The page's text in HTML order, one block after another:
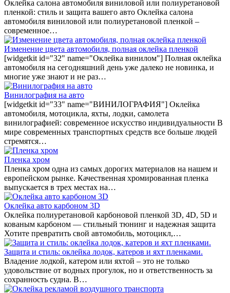
Оклейка салона автомобиля виниловой или полиуретановой
пленкой: стиль и защита вашего авто Оклейка салона
автомобиля виниловой или полиуретановой пленкой –
современное…
Изменение цвета автомобиля, полная оклейка пленкой
[widgetkit id="32" name="Оклейка винилом"] Полная оклейка
автомобиля на сегодняшний день уже далеко не новинка, и
многие уже знают и не раз…
Винилография на авто
[widgetkit id="33" name="ВИНИЛОГРАФИЯ"] Оклейка
автомобиля, мотоцикла, яхты, лодки, самолета
винилографией: современное искусство индивидуальности В
мире современных транспортных средств все больше людей
стремятся…
Пленка хром
Пленка хром одна из самых дорогих материалов на нашем и
европейском рынке. Качественная хромированная пленка
выпускается в трех местах на…
Оклейка авто карбоном 3D
Оклейка полиуретановой карбоновой пленкой 3D, 4D, 5D и
кованым карбоном — стильный тюнинг и надежная защита
Хотите превратить свой автомобиль, мотоцикл,…
Защита и стиль: оклейка лодок, катеров и яхт пленками.
Владение лодкой, катером или яхтой – это не только
удовольствие от водных прогулок, но и ответственность за
сохранность судна. В…